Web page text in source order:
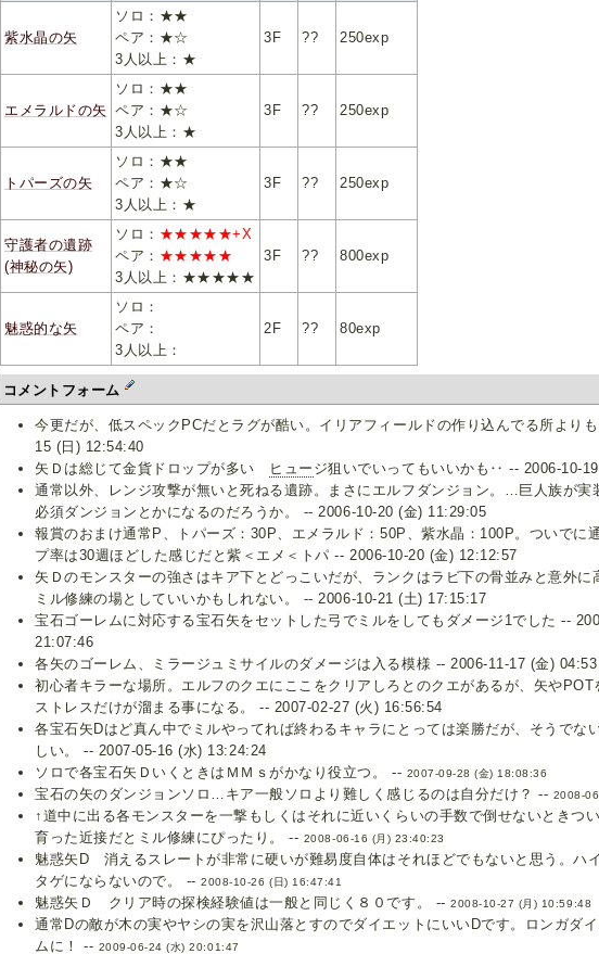
紫水晶の矢
ソロ：★★
ペア：★☆
3人以上：★
3F ?? 250exp
エメラルドの矢
ソロ：★★
ペア：★☆
3人以上：★
3F ?? 250exp
トパーズの矢
ソロ：★★
ペア：★☆
3人以上：★
3F ?? 250exp
守護者の遺跡
(神秘の矢)
ソロ： ★★★★★+X
ペア： ★★★★★
3人以上：★★★★★
3F ?? 800exp
魅惑的な矢
ソロ：
ペア：
3人以上：
2F ?? 80exp
コメントフォーム
今更だが、低スペックPCだとラグが酷い。イリアフィールドの作り込んでる所より
15 (日) 12:54:40
矢Ｄは総じて金貨ドロップが多い
ヒュー ジ狙いでいってもいいかも‥ -- 2006-10-
通常以外、レンジ攻撃が無いと死ねる遺跡。まさにエルフダンジョン。…巨人族が実
必須ダンジョンとかになるのだろうか。 -- 2006-10-20 (金) 11:29:05
報賞のおまけ通常P、トパーズ：30P、エメラルド：50P、紫水晶：100P。ついでに
プ率は30週ほどした感じだと紫＜エメ＜トパ -- 2006-10-20 (金) 12:12:57
矢Ｄのモンスターの強さはキア下とどっこいだが、ランクはラビ下の骨並みと意外に
ミル修練の場としていいかもしれない。 -- 2006-10-21 (土) 17:15:17
宝石ゴーレムに対応する宝石矢をセットした弓でミルをしてもダメージ1でした --
21:07:46
各矢のゴーレム、ミラージュミサイルのダメージは入る模様 -- 2006-11-17 (金)
初心者キラーな場所。エルフのクエにここをクリアしろとのクエがあるが、矢やPOT
ストレスだけが溜まる事になる。 -- 2007-02-27 (火) 16:56:54
各宝石矢Dはど真ん中でミルやってれば終わるキャラにとっては楽勝だが、そうでな
しい。 -- 2007-05-16 (水) 13:24:24
ソロで各宝石矢ＤいくときはＭＭｓがかなり役立つ。 -- 2007-09-28 (金) 18:08:36
宝石の矢のダンジョンソロ…キア一般ソロより難しく感じるのは自分だけ？ -- 2008-
↑道中に出る各モンスターを一撃もしくはそれに近いくらいの手数で倒せないときつ
育った近接だとミル修練にぴったり。 -- 2008-06-16 (月) 23:40:23
魅惑矢D 消えるスレートが非常に硬いが難易度自体はそれほどでもないと思う。ハ
タゲにならないので。 --2008-10-26 (日) 16:47:41
魅惑矢Ｄ クリア時の探検経験値は一般と同じく８０です。 --2008-10-27 (月) 10:59:48
通常Dの敵が木の実やヤシの実を沢山落とすのでダイエットにいいDです。ロンガダ
ムに！ -- 2009-06-24 (水) 20:01:47